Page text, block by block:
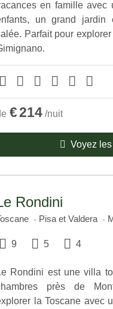
en famille avec
un grand jardin
Parfait pour
€214 /nuit
Voyez
Rondini
Pisa et Valdera
9 5 4
Rondini est une villa
près de
la Toscane avec